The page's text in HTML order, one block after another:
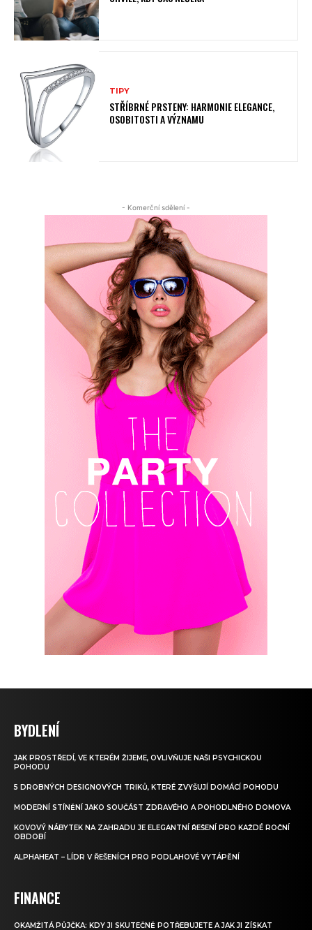
BYDLENÍ
JAK PROSTŘEDÍ, VE KTERÉM ŽIJEME, OVLIVŇUJE NAŠI PSYCHICKOU
POHODU
5 DROBNÝCH DESIGNOVÝCH TRIKŮ, KTERÉ ZVYŠUJÍ DOMÁCÍ POHODU
MODERNÍ STÍNĚNÍ JAKO SOUČÁST ZDRAVÉHO A POHODLNÉHO DOMOVA
KOVOVÝ NÁBYTEK NA ZAHRADU JE ELEGANTNÍ ŘEŠENÍ PRO KAŽDÉ ROČNÍ
OBDOBÍ
ALPHAHEAT – LÍDR V ŘEŠENÍCH PRO PODLAHOVÉ VYTÁPĚNÍ
FINANCE
OKAMŽITÁ PŮJČKA: KDY JI SKUTEČNĚ POTŘEBUJETE A JAK JI ZÍSKAT